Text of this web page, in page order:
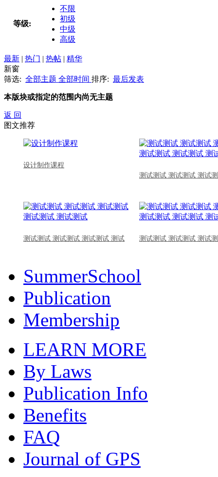
等级:
不限
初级
中级
高级
最新 | 热门 | 热帖 | 精华
新窗
筛选: 全部主题 全部时间 排序: 最后发表
本版块或指定的范围内尚无主题
返 回
图文推荐
设计制作课程
测试测试 测试测试 测试
测试测试 测试测试 测试测试 测试 测试测试 测试测试 测试
SummerSchool
Publication
Membership
LEARN MORE
By Laws
Publication Info
Benefits
FAQ
Journal of GPS